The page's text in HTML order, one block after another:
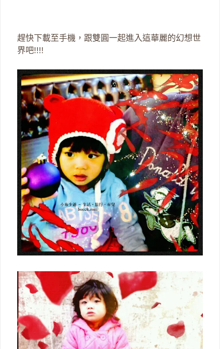
趕快下載至手機，跟雙圓一起進入這華麗的幻想世
界吧!!!!